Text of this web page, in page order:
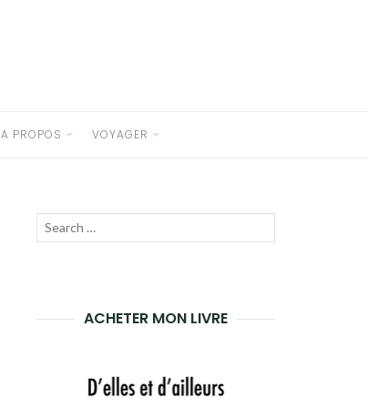
A PROPOS VOYAGER
Recherche
ACHETER MON LIVRE